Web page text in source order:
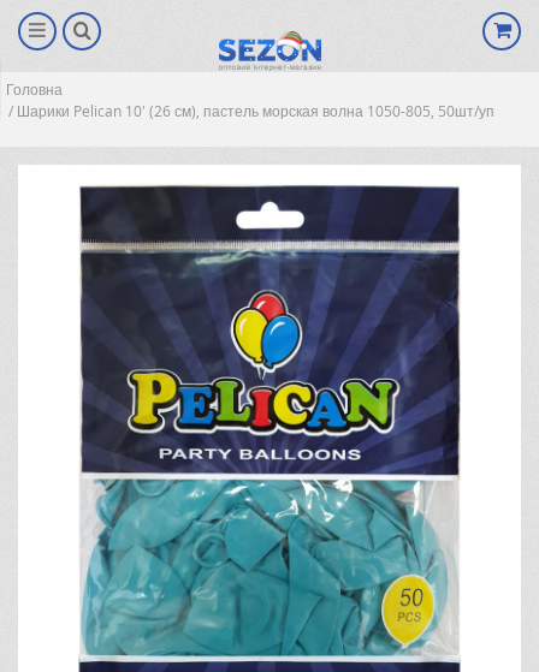
(0)
Головна
Шарики Pelican 10' (26 см), пастель морская волна 1050-805, 50шт/уп